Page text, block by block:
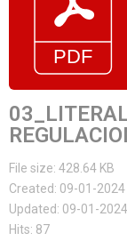
File size: 428.64 KB
Created: 09-01-2024
Updated: 09-01-2024
Hits: 87